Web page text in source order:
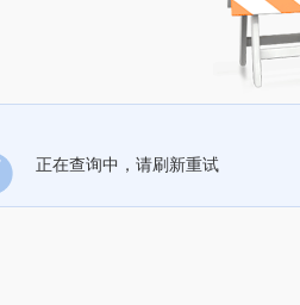
正在查询中，请刷新重试